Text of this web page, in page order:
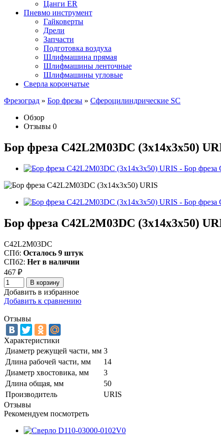
Цанги ER
Пневмо инструмент
Гайковерты
Дрели
Запчасти
Подготовка воздуха
Шлифмашина прямая
Шлифмашины ленточные
Шлифмашины угловые
Сверла корончатые
Фрезоград » Бор фрезы » Сфероцилиндрические SC
Обзор
Отзывы 0
Бор фреза C42L2M03DC (3x14x3x50)
Бор фреза C42L2M03DC (3x14x3x50)
C42L2M03DC
СПб: Осталось 9 штук
СПб2: Нет в наличии
467 ₽
В корзину
Добавить в избранное
Добавить к сравнению
Отзывы
Характеристики
Диаметр режущей части, мм 3
Длина рабочей части, мм
14
Диаметр хвостовика, мм
3
Длина общая, мм
50
Производитель
URIS
Отзывы
Рекомендуем посмотреть